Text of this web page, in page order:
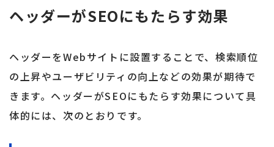
ヘッダーがSEOにもたらす効果
ヘッダーをWebサイトに設置することで、検索順位
の上昇やユーザビリティの向上などの効果が期待で
きます。ヘッダーがSEOにもたらす効果について具
体的には、次のとおりです。